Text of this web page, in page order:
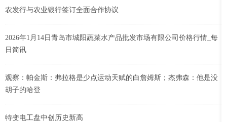
农发行与农业银行签订全面合作协议
2026年1月14日青岛市城阳蔬菜水产品批发市场有限公司价格行情_每
日简讯
观察：帕金斯：弗拉格是少点运动天赋的白詹姆斯；杰弗森：他是没
胡子的哈登
特变电工盘中创历史新高